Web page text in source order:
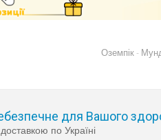
Оземпік-
для Вашого
по Україні